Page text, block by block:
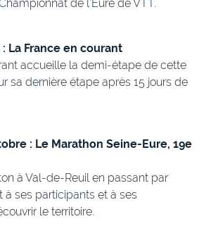
de l’Eure de VTT.
La France en courant
accueille la demi-étape de cette
sa dernière étape après 15 jours de
: Le Marathon Seine-Eure, 19e
à Val-de-Reuil en passant par
à ses participants et à ses
le territoire.